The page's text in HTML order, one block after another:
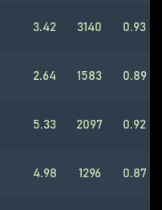
3.42 3140 0.93
2.64 1583 0.89
5.33 2097 0.92
4.98 1296 0.87